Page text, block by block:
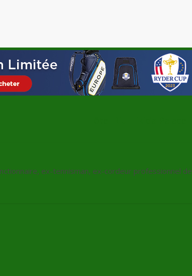
ex-tennisman, ex-cordeur professionnel de